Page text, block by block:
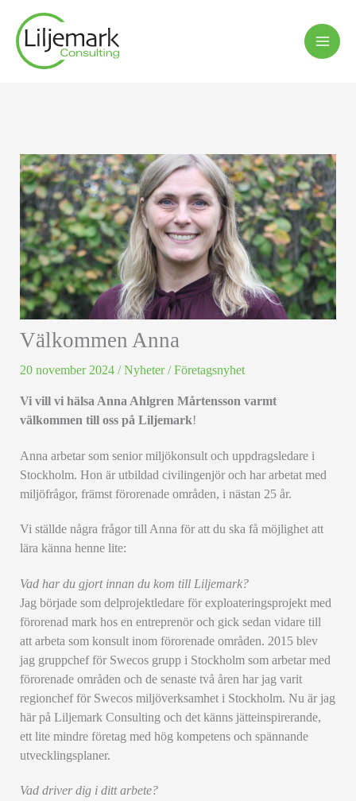
innehåll
Välkommen Anna
20 november 2024/Nyheter/Företagsnyhet
Vi vill vi hälsa Anna Ahlgren Mårtensson varmt
välkommen till oss på Liljemark!
Anna arbetar som senior miljökonsult och uppdragsledare i
Stockholm. Hon är utbildad civilingenjör och har arbetat med
miljöfrågor, främst förorenade områden, i nästan 25 år.
Vi ställde några frågor till Anna för att du ska få möjlighet att
lära känna henne lite:
Vad har du gjort innan du kom till Liljemark?
Jag började som delprojektledare för exploateringsprojekt med
förorenad mark hos en entreprenör och gick sedan vidare till
att arbeta som konsult inom förorenade områden. 2015 blev
jag gruppchef för Swecos grupp i Stockholm som arbetar med
förorenade områden och de senaste två åren har jag varit
regionchef för Swecos miljöverksamhet i Stockholm. Nu är jag
här på Liljemark Consulting och det känns jätteinspirerande,
ett lite mindre företag med hög kompetens och spännande
utvecklingsplaner.
Vad driver dig i ditt arbete?